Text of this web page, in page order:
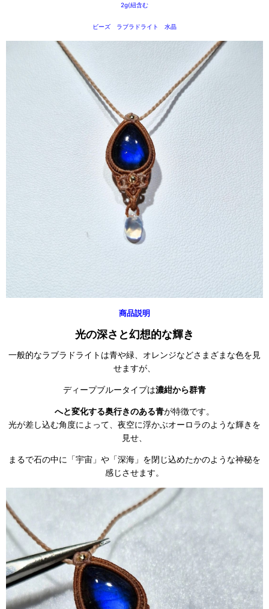
2g(紐含む
ビーズ ラブラドライト 水晶
商品説明
光の深さと幻想的な輝き
一般的なラブラドライトは青や緑、オレンジなどさまざまな色を見
せますが、
ディープブルータイプは濃紺から群青
へと変化する奥行きのある青が特徴です。
光が差し込む角度によって、夜空に浮かぶオーロラのような輝きを
見せ、
まるで石の中に「宇宙」や「深海」を閉じ込めたかのような神秘を
感じさせます。